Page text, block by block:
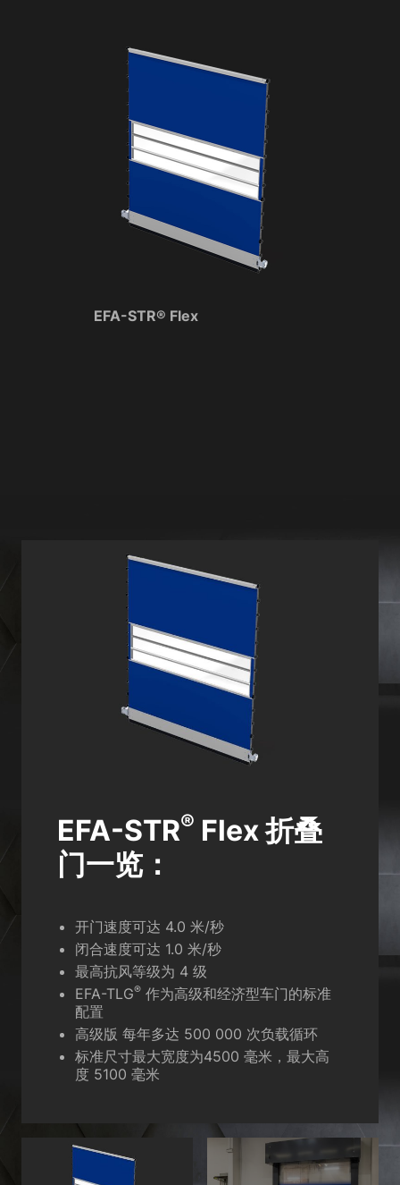
EFA-STR® Flex
EFA-STR® Flex 折叠
门一览：
开门速度可达 4.0 米/秒
闭合速度可达 1.0 米/秒
最高抗风等级为 4 级
EFA-TLG® 作为高级和经济型车门的标准
配置
高级版 每年多达 500 000 次负载循环
标准尺寸最大宽度为4500 毫米，最大高
度 5100 毫米